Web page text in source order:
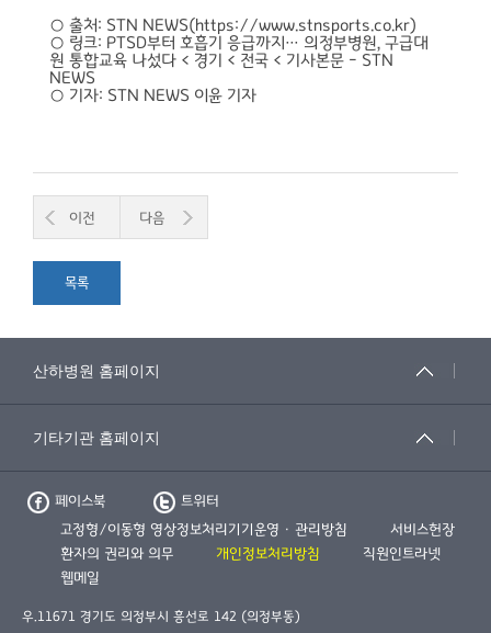
○ 출처: STN NEWS(https://www.stnsports.co.kr)
○ 링크: PTSD부터 호흡기 응급까지… 의정부병원, 구급대
원 통합교육 나섰다 < 경기 < 전국 < 기사본문 - STN
NEWS
○ 기자: STN NEWS 이윤 기자
이전 다음
목록
페이스북
트위터
고정형/이동형 영상정보처리기기운영 · 관리방침
서비스헌장
환자의 권리와 의무
개인정보처리방침
직원인트라넷
웹메일
우.11671 경기도 의정부시 흥선로 142 (의정부동)